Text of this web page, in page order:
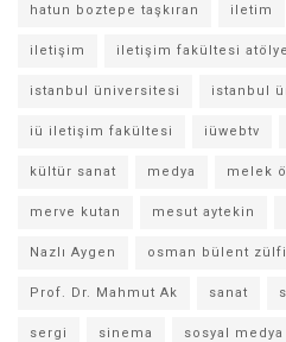
hatun boztepe taşkıran iletim
iletişim iletişim fakültesi
istanbul üniversitesi istanbul
iü iletişim fakültesi iüwebtv
kültür sanat medya melek
merve kutan mesut aytekin
Nazlı Aygen osman bülent
Prof. Dr. Mahmut Ak sanat
sergi sinema sosyal medya